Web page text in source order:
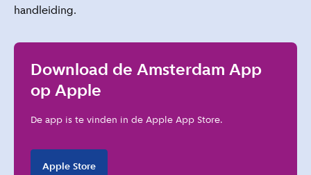
handleiding.
Download de Amsterdam App
op Apple
De app is te vinden in de Apple App Store.
Apple Store